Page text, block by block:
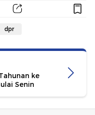
dpr
ke
Senin